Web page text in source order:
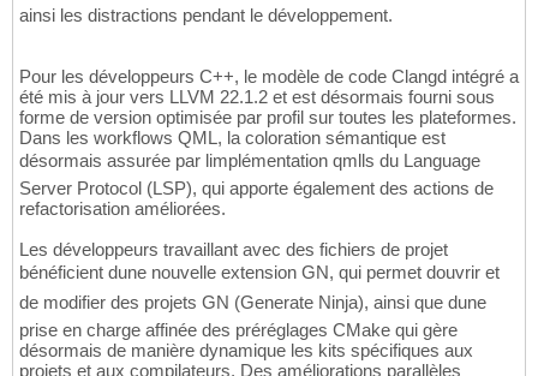
ainsi les distractions pendant le développement.
Pour les développeurs C++, le modèle de code Clangd intégré a
été mis à jour vers LLVM 22.1.2 et est désormais fourni sous
forme de version optimisée par profil sur toutes les plateformes.
Dans les workflows QML, la coloration sémantique est
désormais assurée par limplémentation qmlls du Language
Server Protocol (LSP), qui apporte également des actions de
refactorisation améliorées.
Les développeurs travaillant avec des fichiers de projet
bénéficient dune nouvelle extension GN, qui permet douvrir et
de modifier des projets GN (Generate Ninja), ainsi que dune
prise en charge affinée des préréglages CMake qui gère
désormais de manière dynamique les kits spécifiques aux
projets et aux compilateurs. Des améliorations parallèles